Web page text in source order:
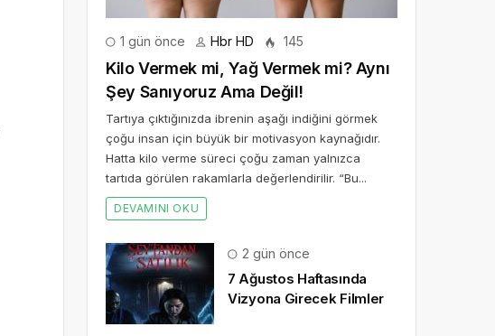
1 gün önce Hbr HD 145
Kilo Vermek mi, Yağ Vermek mi? Aynı
Şey Sanıyoruz Ama Değil!
Tartıya çıktığınızda ibrenin aşağı indiğini görmek
çoğu insan için büyük bir motivasyon kaynağıdır.
Hatta kilo verme süreci çoğu zaman yalnızca
tartıda görülen rakamlarla değerlendirilir. “Bu...
DEVAMINI OKU
2 gün önce
7 Ağustos Haftasında
Vizyona Girecek Filmler